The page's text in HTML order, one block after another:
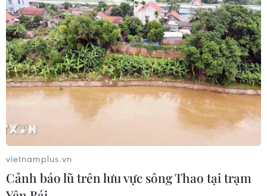
vietnamplus.vn
Cảnh báo lũ trên lưu vực sông Thao tại trạm